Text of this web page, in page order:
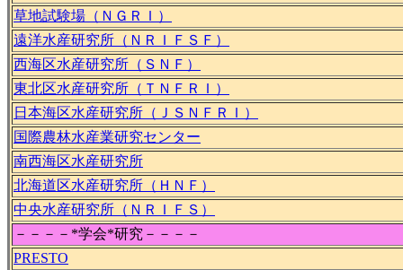
草地試験場（ＮＧＲＩ）
遠洋水産研究所（ＮＲＩＦＳＦ）
西海区水産研究所（ＳＮＦ）
東北区水産研究所（ＴＮＦＲＩ）
日本海区水産研究所（ＪＳＮＦＲＩ）
国際農林水産業研究センター
南西海区水産研究所
北海道区水産研究所（ＨＮＦ）
中央水産研究所（ＮＲＩＦＳ）
－－－－*学会*研究－－－－
PRESTO